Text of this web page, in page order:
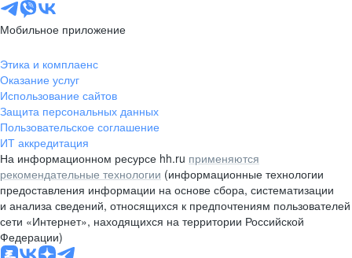
Мобильное приложение
Этика и комплаенс
Оказание услуг
Использование сайтов
Защита персональных данных
Пользовательское соглашение
ИТ аккредитация
На информационном ресурсе hh.ru применяются
рекомендательные технологии (информационные технологии
предоставления информации на основе сбора, систематизации
и анализа сведений, относящихся к предпочтениям пользователей
сети «Интернет», находящихся на территории Российской
Федерации)